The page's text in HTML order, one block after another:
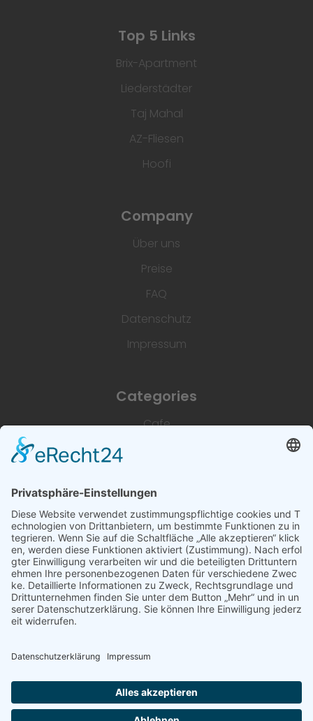
Top 5 Links
Brix-Apartment
Liederstädter
Taj Mahal
AZ-Fliesen
Hoofi
Company
Über uns
Preise
FAQ
Datenschutz
Impressum
Categories
Cafe
Restaurant
Dienstleistungen & Handwerk
Deutsch